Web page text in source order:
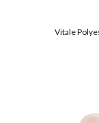
Vitale